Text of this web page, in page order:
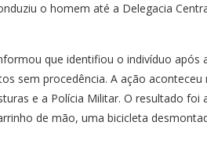
o homem até a Delegacia
que identifiou o indivíduo
sem procedência. A ação
e a Polícia Militar. O resultado
de mão, uma bicicleta